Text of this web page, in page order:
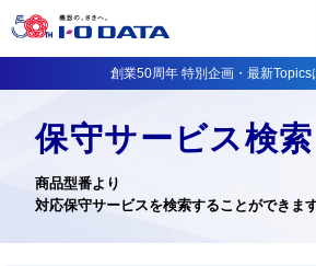
創業50周年 特別企画・最新Topics
保守サービス検索
商品型番より
対応保守サービスを検索することができます